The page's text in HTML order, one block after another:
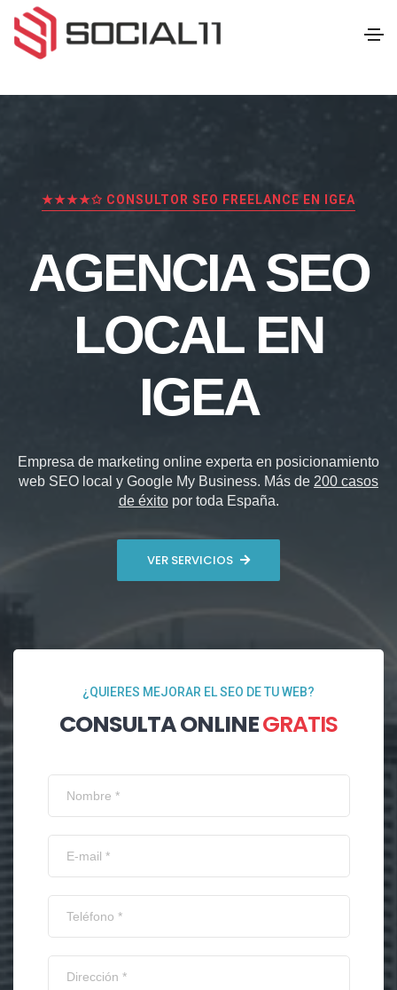
★★★★✩ CONSULTOR SEO FREELANCE EN IGEA
AGENCIA SEO
LOCAL EN
IGEA
Empresa de marketing online experta en posicionamiento
web SEO local y Google My Business. Más de 200 casos
de éxitopor toda España.
VER SERVICIOS
¿QUIERES MEJORAR EL SEO DE TU WEB?
CONSULTA ONLINEGRATIS